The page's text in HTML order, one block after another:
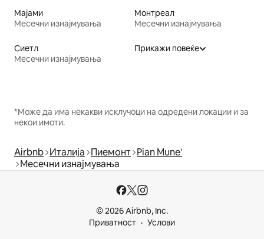
Мајами
Месечни изнајмувања
Монтреал
Месечни изнајмувања
Сиетл
Месечни изнајмувања
Прикажи повеќе
*Може да има некакви исклучоци на одредени локации и за
некои имоти.
Airbnb Италија Пиемонт Pian Mune'
Месечни изнајмувања
© 2026 Airbnb, Inc.
Приватност
Услови